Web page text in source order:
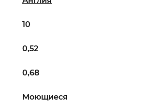
10
0,52
0,68
Моющиеся